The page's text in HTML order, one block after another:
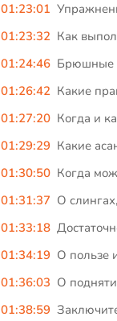
01:23:01
01:23:32 Как
01:24:46 Брюшные
01:26:42 Какие
01:27:20 Когда и
01:29:29 Какие
01:30:50 Когда
01:31:37 О
01:33:18
01:34:19 О пользе
01:36:03 О
01:38:59